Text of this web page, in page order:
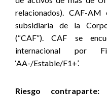
relacionados). CAF-AM
subsidiaria de la
(“CAF”). CAF se
internacional por
‘AA-/Estable/F1+’.
Riesgo contraparte: